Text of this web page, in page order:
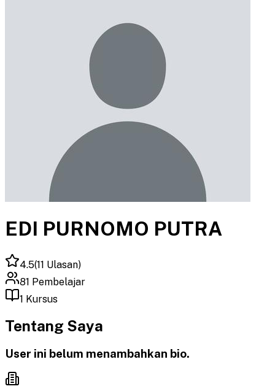
EDI PURNOMO PUTRA
4.5(11 Ulasan)
81 Pembelajar
1 Kursus
Tentang Saya
User ini belum menambahkan bio.